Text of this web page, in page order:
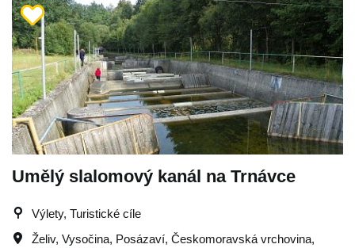
Umělý slalomový kanál na Trnávce
Výlety, Turistické cíle
Želiv, Vysočina, Posázaví, Českomoravská vrchovina,